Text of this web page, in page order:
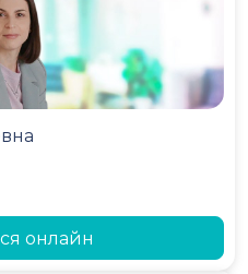
онлайн